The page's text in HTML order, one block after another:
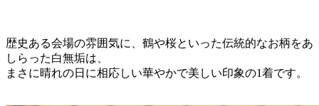
歴史ある会場の雰囲気に、鶴や桜といった伝統的なお柄をあ
しらった白無垢は、
まさに晴れの日に相応しい華やかで美しい印象の1着です。